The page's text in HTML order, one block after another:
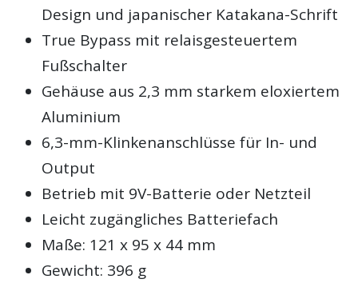
Design und japanischer Katakana-Schrift
True Bypass mit relaisgesteuertem
Fußschalter
Gehäuse aus 2,3 mm starkem eloxiertem
Aluminium
6,3-mm-Klinkenanschlüsse für In- und
Output
Betrieb mit 9V-Batterie oder Netzteil
Leicht zugängliches Batteriefach
Maße: 121 x 95 x 44 mm
Gewicht: 396 g